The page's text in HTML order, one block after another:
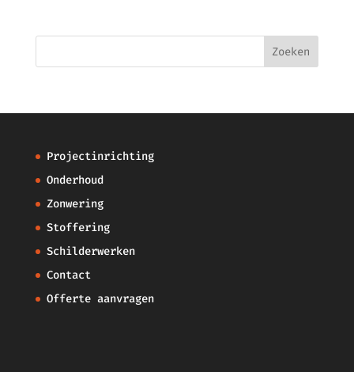
Projectinrichting
Onderhoud
Zonwering
Stoffering
Schilderwerken
Contact
Offerte aanvragen